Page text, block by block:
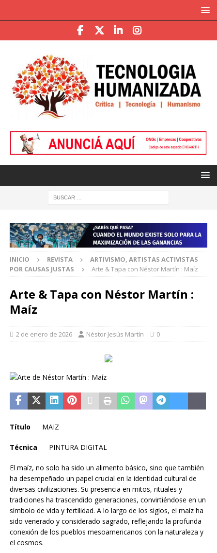
INICIO REVISTA
ARTIVISMO, ARTISTAS ACTIVISTAS
POR CAUSAS JUSTAS
Arte & Tapa con Néstor Martín : Maíz
Arte & Tapa con Néstor Martín :
Maíz
2 de enero de 2026 Néstor Jesús Martín 0
Título MAIZ
Técnica PINTURA DIGITAL
El maíz, no solo ha sido un alimento básico, sino que también
ha desempeñado un papel crucial en la identidad cultural de
diversas civilizaciones. Su presencia en mitos, rituales y
tradiciones ha trascendido generaciones, convirtiéndose en un
símbolo de vida y fertilidad. A lo largo de los siglos, el maíz ha
sido venerado y considerado sagrado, reflejando la profunda
conexión de los pueblos mesoamericanos con la naturaleza y
el cosmos.